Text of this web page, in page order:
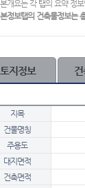
개요는 각 탭의 요약 정보
정보탭의 건축물정보는
토지정보
지목
건물명칭
주용도
대지면적
건축면적